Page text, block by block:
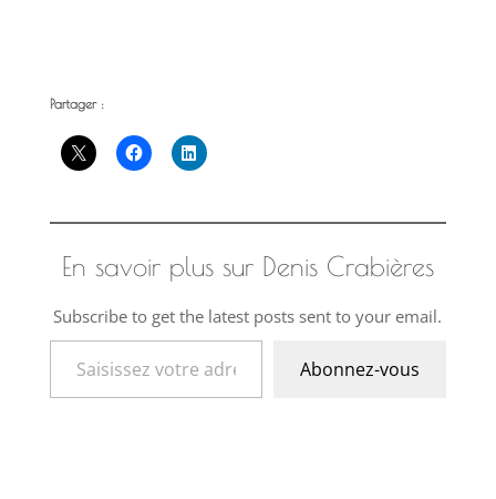
Partager :
En savoir plus sur Denis Crabières
Subscribe to get the latest posts sent to your email.
Saisissez votre adresse e-mail…
Abonnez-vous